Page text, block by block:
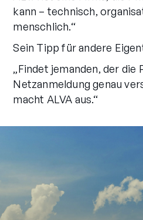
kann – technisch,
menschlich.“
Sein Tipp für andere
„Findet jemanden, der die
Netzanmeldung genau
macht ALVA aus.“